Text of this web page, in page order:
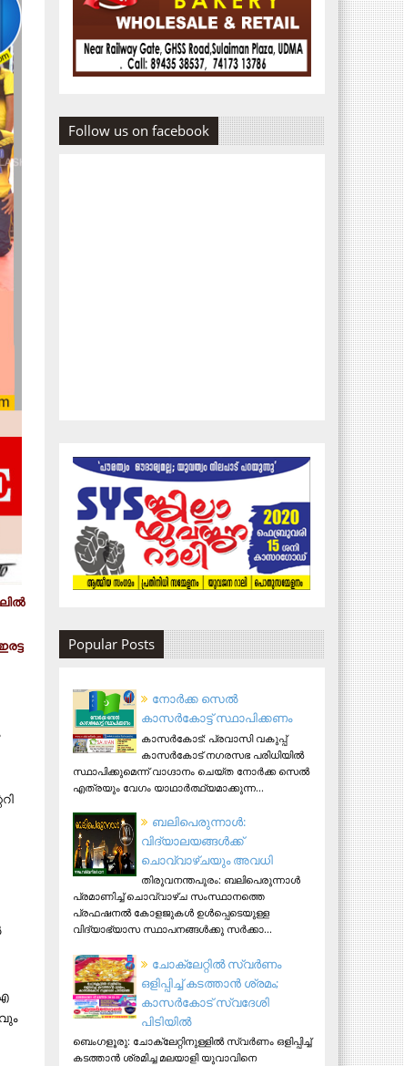
Follow us on facebook
Popular Posts
നോര്‍ക്ക സെല്‍
കാസര്‍കോട്ട് സ്ഥാപിക്കണം
കാസര്‍കോട്: പ്രവാസി വകുപ്പ്
കാസര്‍കോട് നഗരസഭ പരിധിയില്‍
സ്ഥാപിക്കുമെന്ന് വാഗ്ദാനം ചെയ്ത നോര്‍ക്ക സെല്‍
എത്രയും വേഗം യാഥാര്‍ത്ഥ്യമാക്കുന്ന...
ബലിപെരുന്നാള്‍:
വിദ്യാലയങ്ങള്‍ക്ക്
ചൊവ്വാഴ്ചയും അവധി
തിരുവനന്തപുരം: ബലിപെരുന്നാള്‍
പ്രമാണിച്ച് ചൊവ്വാഴ്ച സംസ്ഥാനത്തെ
പ്രഫഷനല്‍ കോളജുകള്‍ ഉള്‍പ്പെടെയുള്ള
വിദ്യാഭ്യാസ സ്ഥാപനങ്ങള്‍ക്കു സര്‍ക്കാ...
ചോക്ലേറ്റിൽ സ്വർണം
ഒളിപ്പിച്ച് കടത്താൻ ശ്രമം;
കാസർകോട് സ്വദേശി
പിടിയില്‍
ബെംഗളൂരു: ചോക്ലേറ്റിനുള്ളിൽ സ്വർണം ഒളിപ്പിച്ച്
കടത്താൻ ശ്രമിച്ച മലയാളി യുവാവിനെ